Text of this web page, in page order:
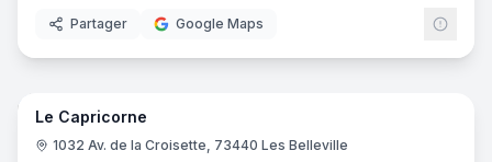
Partager Google Maps
10
Le Capricorne
1032 Av. de la Croisette, 73440 Les Belleville